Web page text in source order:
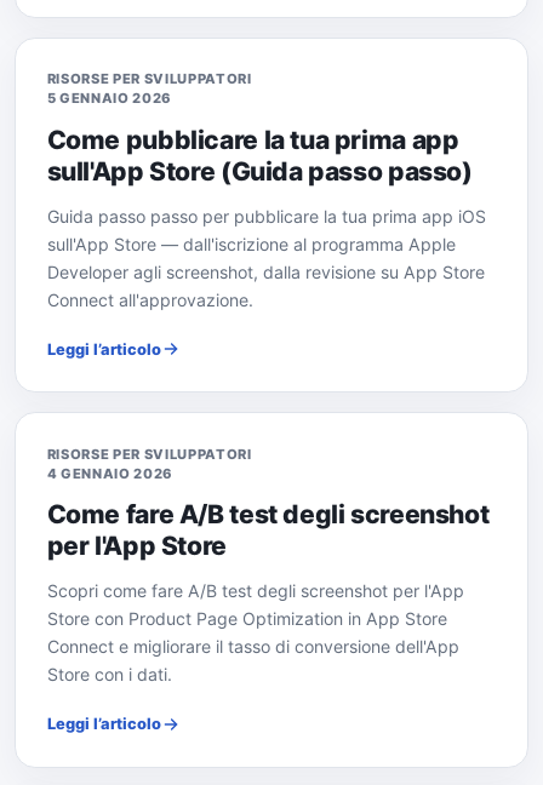
RISORSE PER SVILUPPATORI
5 GENNAIO 2026
Come pubblicare la tua prima app
sull'App Store (Guida passo passo)
Guida passo passo per pubblicare la tua prima app iOS
sull'App Store — dall'iscrizione al programma Apple
Developer agli screenshot, dalla revisione su App Store
Connect all'approvazione.
Leggi l’articolo
RISORSE PER SVILUPPATORI
4 GENNAIO 2026
Come fare A/B test degli screenshot
per l'App Store
Scopri come fare A/B test degli screenshot per l'App
Store con Product Page Optimization in App Store
Connect e migliorare il tasso di conversione dell'App
Store con i dati.
Leggi l’articolo